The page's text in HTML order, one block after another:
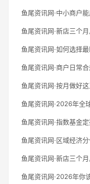
鱼尾资讯网·中小商户
鱼尾资讯网·新店三个
鱼尾资讯网·如何选择
鱼尾资讯网·商户日常
鱼尾资讯网·按月做好
鱼尾资讯网·2026年全
鱼尾资讯网·指数基金
鱼尾资讯网·区域经济
鱼尾资讯网·新店三个
鱼尾资讯网·2026年你